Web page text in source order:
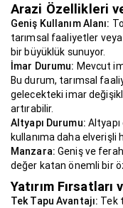
Arazi Özellikleri
Geniş Kullanım Alanı:
tarımsal faaliyetler
bir büyüklük sunuyor.
İmar Durumu: Mevcut
Bu durum, tarımsal
gelecekteki imar
artırabilir.
Altyapı Durumu:
kullanıma daha elverişli
Manzara: Geniş ve
değer katan önemli bir
Yatırım
Tek Tapu Avantajı: Tek